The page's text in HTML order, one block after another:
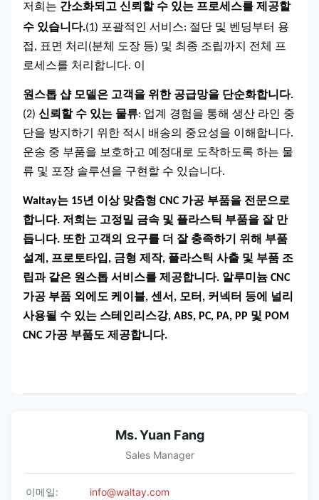
저희는 간소화되고 신뢰할 수 있는 프로세스를 제공할
수 있습니다.(1) 포괄적인 서비스: 절단 및 벤딩부터 용
접, 표면 처리(분체 도장 등) 및 최종 조립까지 전체 프
로세스를 처리합니다. 이
원스톱 샵모델은 고객을 위한 공급망을 단순화합니다.
(2) 신뢰할 수 있는 물류: 업계 경험을 통해 생산 라인 중
단을 방지하기 위한 적시 배송의 중요성을 이해합니다.
운송 중 부품을 보호하고 예정대로 도착하도록 하는 물
류 및 포장 솔루션을 구현할 수 있습니다.
Waltay는 15년 이상 맞춤형 CNC 가공 부품을 전문으로
합니다. 저희는 고정밀 금속 및 플라스틱 부품을 잘 만
듭니다. 또한 고객의 요구를 더 잘 충족하기 위해 부품
설계, 프로토타입, 금형 제작, 플라스틱 사출 및 부품 조
립과 같은 원스톱 서비스를 제공합니다. 알루미늄 CNC
가공 부품 외에도 케이블, 센서, 모터, 커넥터 등에 널리
사용될 수 있는 스테인리스강, ABS, PC, PA, PP 및 POM
CNC 가공 부품도 제공합니다.
Ms. Yuan Fang
Sales Manager
이메일:
info@waltay.com